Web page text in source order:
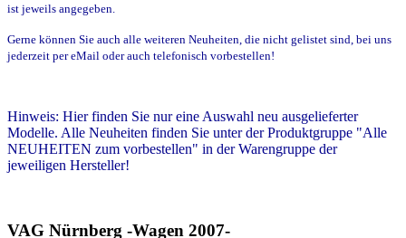
ist jeweils angegeben.
Gerne können Sie auch alle weiteren Neuheiten, die nicht gelistet sind, bei uns
jederzeit per eMail oder auch telefonisch vorbestellen!
Hinweis: Hier finden Sie nur eine Auswahl neu ausgelieferter
Modelle. Alle Neuheiten finden Sie unter der Produktgruppe "Alle
NEUHEITEN zum vorbestellen" in der Warengruppe der
jeweiligen Hersteller!
VAG Nürnberg -Wagen 2007-